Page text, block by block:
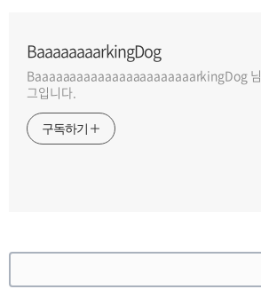
BaaaaaaaarkingDog
BaaaaaaaaaaaaaaaaaaaaaaarkingDog 님
그입니다.
구독하기